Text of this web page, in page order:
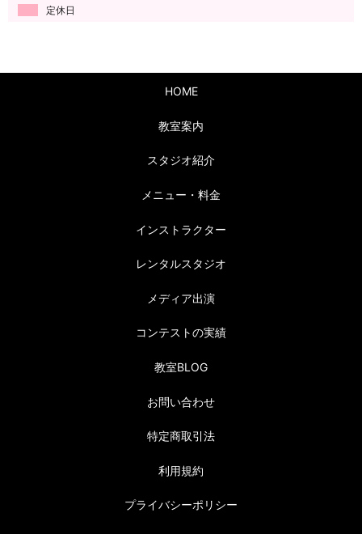
定休日
HOME
教室案内
スタジオ紹介
メニュー・料金
インストラクター
レンタルスタジオ
メディア出演
コンテストの実績
教室BLOG
お問い合わせ
特定商取引法
利用規約
プライバシーポリシー